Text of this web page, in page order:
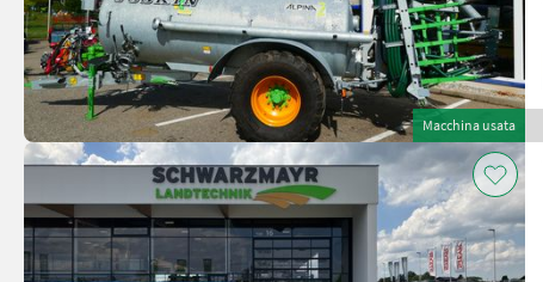
Macchina usata